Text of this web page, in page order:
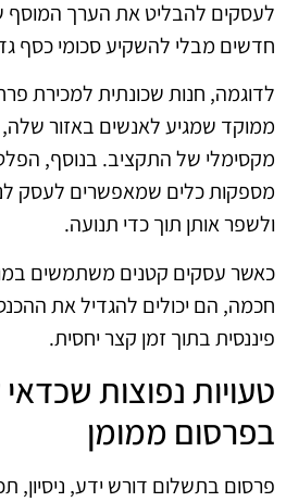
לעסקים להבליט את הערך המוסף
חדשים מבלי להשקיע סכומי כסף
לדוגמה, חנות שכונתית למכירת
ממוקד שמגיע לאנשים באזור
מקסימלי של התקציב. בנוסף,
מספקות כלים שמאפשרים לעסק
ולשפר אותן תוך כדי תנועה.
כאשר עסקים קטנים משתמשים
חכמה, הם יכולים להגדיל את
פיננסית בתוך זמן קצר יחסית.
טעויות נפוצות
בפרסום ממומן
פרסום בתשלום דורש ידע, ניסיון,